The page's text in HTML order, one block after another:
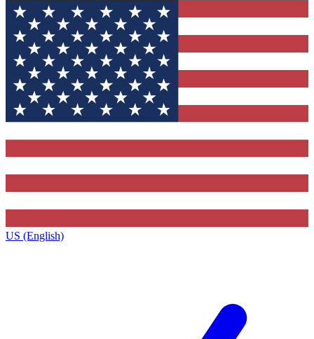
US (English)